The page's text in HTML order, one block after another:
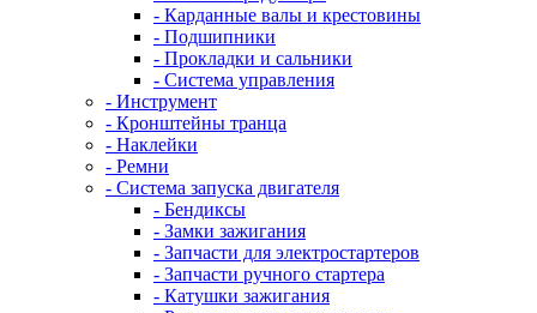
- Карданные валы и крестовины
- Подшипники
- Прокладки и сальники
- Система управления
- Инструмент
- Кронштейны транца
- Наклейки
- Ремни
- Система запуска двигателя
- Бендиксы
- Замки зажигания
- Запчасти для электростартеров
- Запчасти ручного стартера
- Катушки зажигания